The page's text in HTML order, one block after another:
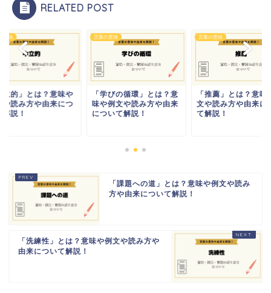
RELATED POST
意味
立的」とは？意味や
や読み方や由来につ
説！
言葉の意味
「学びの循環」とは？意
味や例文や読み方や由来
について解説！
言葉の意味
「推薦」とは？意味
文や読み方や由来に
て解説！
「課題への道」とは？意味や例文や読み
方や由来について解説！
「洗練性」とは？意味や例文や読み方や
由来について解説！